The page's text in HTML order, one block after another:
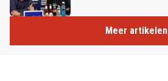
Meer artikelen